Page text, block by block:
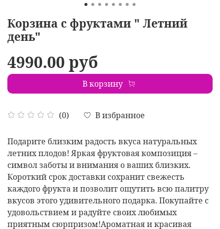
Корзина с фруктами " Летний
день"
(0) В избранное
4990.00 руб
В корзину
Подарите близким радость вкуса натуральных
летних плодов! Яркая фруктовая композиция –
символ заботы и внимания о ваших близких.
Короткий срок доставки сохранит свежесть
каждого фрукта и позволит ощутить всю палитру
вкусов этого удивительного подарка. Покупайте с
удовольствием и радуйте своих любимых
приятным сюрпризом!Ароматная и красивая